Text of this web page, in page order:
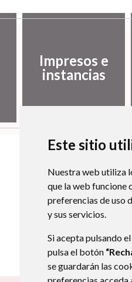
Este sitio
Nuestra web utiliza
que la web funcione
preferencias de uso
y sus servicios.
Si acepta pulsando
pulsa el botón
se guardarán las
Impresos e
instancias